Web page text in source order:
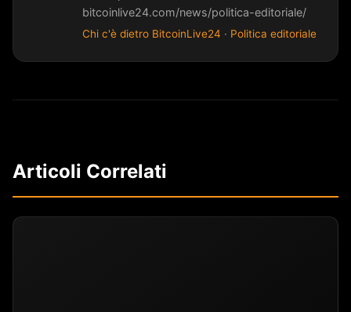
bitcoinlive24.com/news/politica-editoriale/
Chi c'è dietro BitcoinLive24 · Politica editoriale
Articoli Correlati